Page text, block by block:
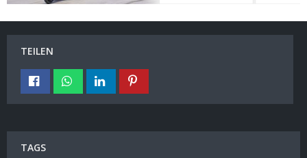
TEILEN
TAGS